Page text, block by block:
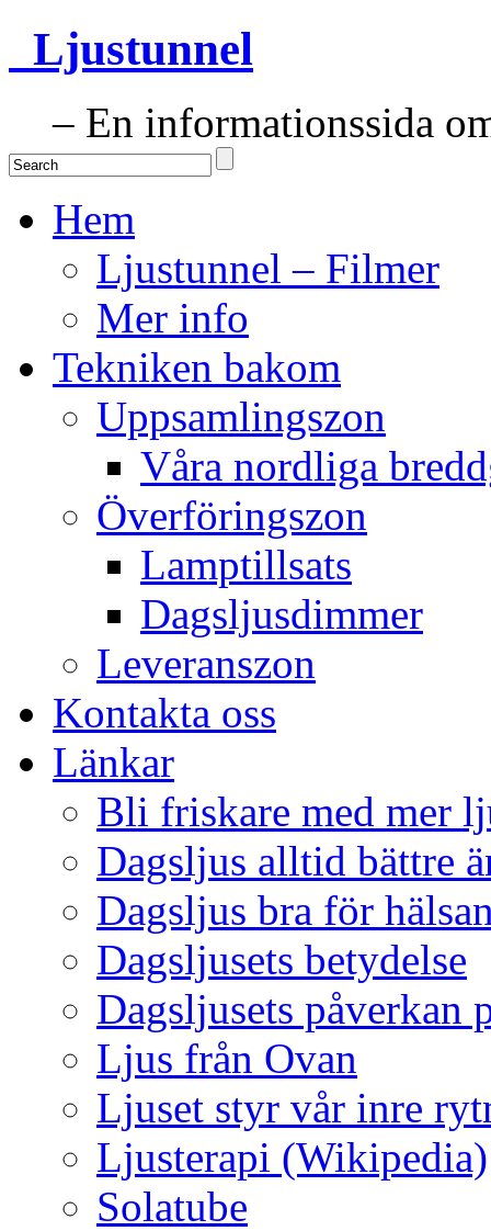
Ljustunnel
– En informationssida
Hem
Ljustunnel – Filmer
Mer info
Tekniken bakom
Uppsamlingszon
Våra nordliga
Överföringszon
Lamptillsats
Dagsljusdimmer
Leveranszon
Kontakta oss
Länkar
Bli friskare med mer
Dagsljus alltid bättre
Dagsljus bra för
Dagsljusets betydelse
Dagsljusets påverkan
Ljus från Ovan
Ljuset styr vår inre
Ljusterapi (Wikipedia)
Solatube